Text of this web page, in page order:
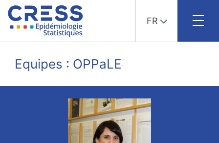
content
FR
Equipes : OPPaLE